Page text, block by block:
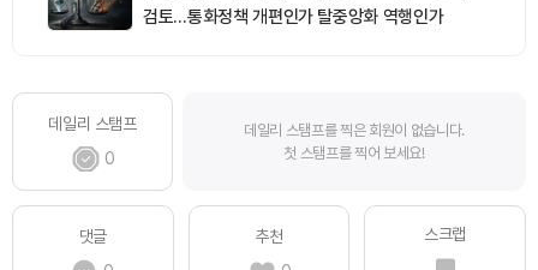
검토…통화정책 개편인가 탈중앙화 역행인가
데일리 스탬프
0
데일리 스탬프를 찍은 회원이 없습니다.
첫 스탬프를 찍어 보세요!
댓글
추천
스크랩